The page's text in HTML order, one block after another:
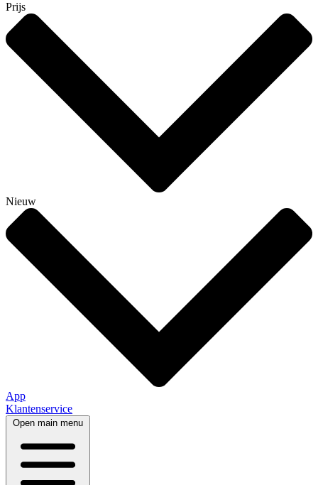
Prijs
Nieuw
App
Klantenservice
Open main menu